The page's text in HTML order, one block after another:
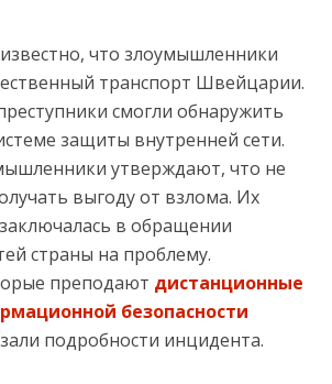
что злоумышленники
транспорт Швейцарии.
смогли обнаружить
защиты внутренней сети.
утверждают, что не
выгоду от взлома. Их
в обращении
страны на проблему.
преподают дистанционные
безопасности
подробности инцидента.